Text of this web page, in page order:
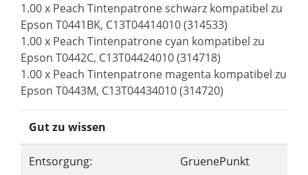
1.00 x Peach Tintenpatrone schwarz kompatibel zu
Epson T0441BK, C13T04414010 (314533)
1.00 x Peach Tintenpatrone cyan kompatibel zu
Epson T0442C, C13T04424010 (314718)
1.00 x Peach Tintenpatrone magenta kompatibel zu
Epson T0443M, C13T04434010 (314720)
Gut zu wissen
Entsorgung: GruenePunkt